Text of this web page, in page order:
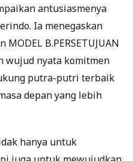
antusiasmenya
Ia menegaskan
B.PERSETUJUAN
wujud nyata komitmen
putra-putri terbaik
depan yang lebih
hanya untuk